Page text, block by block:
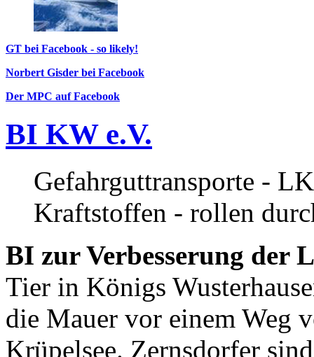
GT bei Facebook - so likely!
Norbert Gisder bei Facebook
Der MPC auf Facebook
BI KW e.V.
Gefahrguttransporte -
Kraftstoffen - rollen
BI zur Verbesserung der
Tier in Königs
die Mauer vor einem Weg
Krüpelsee. Zernsdorfer